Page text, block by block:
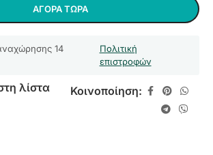
ΑΓΟΡΆ ΤΏΡΑ
14
Πολιτική
επιστροφών
λίστα
Κοινοποίηση: